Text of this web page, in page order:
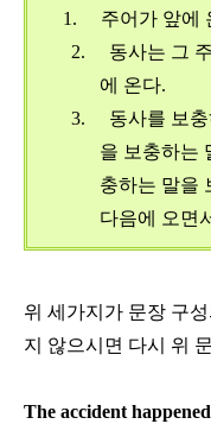
1. 주어가 앞에
2.
동사는 그
에 온다.
3.
동사를 보
을 보충하는
충하는 말을
다음에 오면
위 세가지가 문장 구
지 않으시면 다시 위
The accident